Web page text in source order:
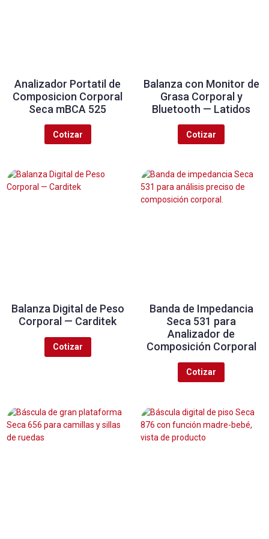
Analizador Portatil de
Composicion Corporal
Seca mBCA 525
Cotizar
Balanza con Monitor de
Grasa Corporal y
Bluetooth — Latidos
Cotizar
Balanza Digital de Peso
Corporal — Carditek
Cotizar
Banda de Impedancia
Seca 531 para
Analizador de
Composición Corporal
Cotizar